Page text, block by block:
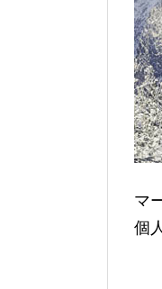
マ
個